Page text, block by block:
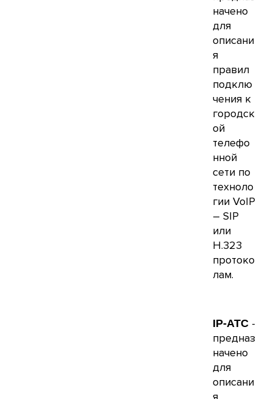
начено
для
описани
я
правил
подклю
чения к
городск
ой
телефо
нной
сети по
техноло
гии VoIP
– SIP
или
H.323
протоко
лам.
IP-АТС -
предназ
начено
для
описани